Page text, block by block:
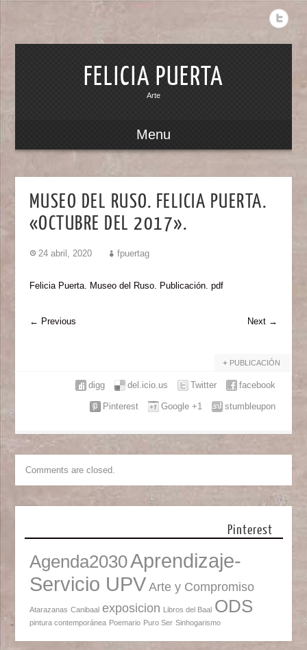
FELICIA PUERTA
Arte
Menu
MUSEO DEL RUSO. FELICIA PUERTA.
«OCTUBRE DEL 2017».
24 abril, 2020 fpuertag
Felicia Puerta. Museo del Ruso. Publicación. pdf
← Previous Next →
PUBLICACIÓN
facebook
Twitter
del.icio.us
digg
stumbleupon
Google +1
Pinterest
Comments are closed.
Pinterest
Agenda2030Aprendizaje-
Servicio UPV Arte y Compromiso
Atarazanas Canibaal exposicion Libros del Baal ODS
pintura contemporánea Poemario Puro Ser Sinhogarismo